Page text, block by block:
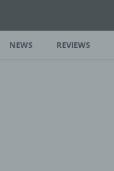
NEWS REVIEWS